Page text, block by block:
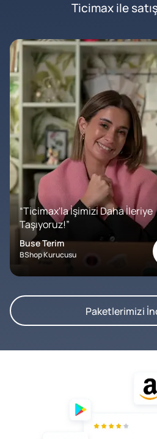
Ticimax ile
“Ticimax'la İşimizi Daha İleriye
Taşıyoruz!”
Buse Terim
BShop Kurucusu
Paketlerimizi